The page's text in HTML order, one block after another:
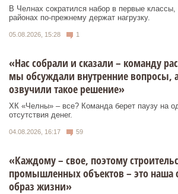
В Челнах сократился набор в первые
районах по-прежнему держат нагрузку.
05.08.2026, 15:28 1
«Нас собрали и сказали – команду
мы обсуждали внутренние вопросы,
озвучили такое решение»
ХК «Челны» – все? Команда берет паузу на
отсутствия денег.
04.08.2026, 16:17 59
«Каждому – свое, поэтому
промышленных объектов – это наша
образ жизни»